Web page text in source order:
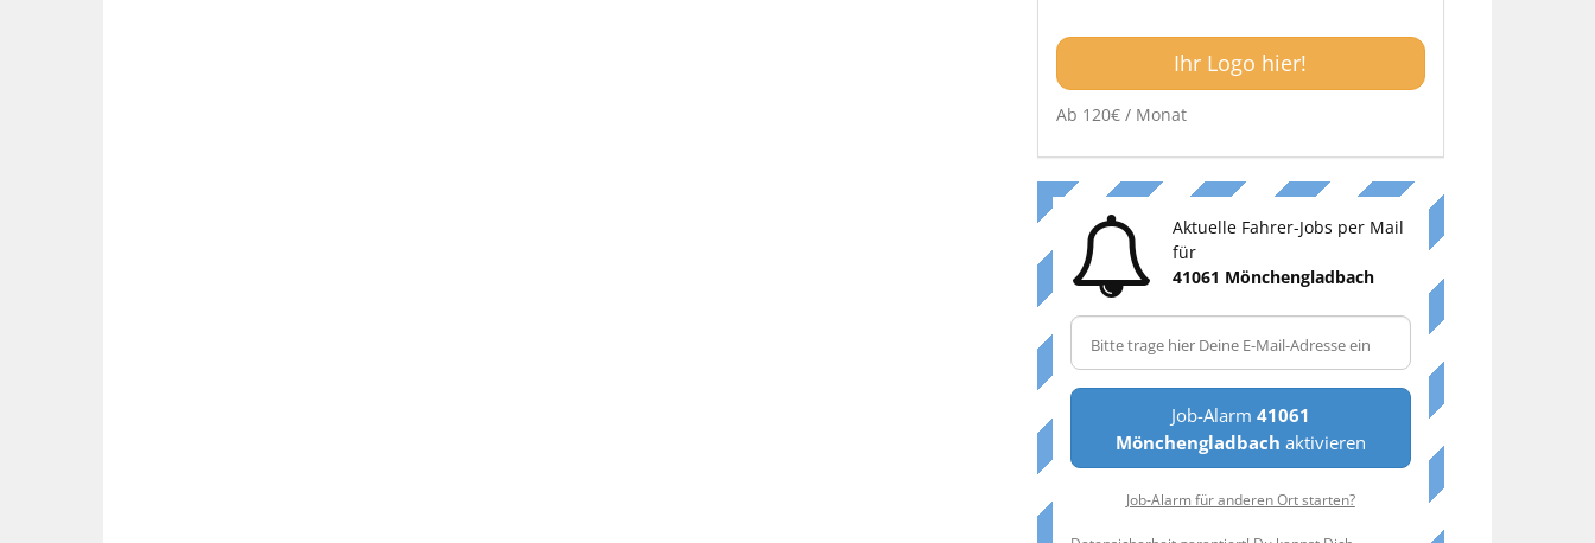
Ihr Logo hier!
Ab 120€ / Monat
Aktuelle Fahrer-Jobs per Mail
für
41061 Mönchengladbach
Job-Alarm 41061
Mönchengladbach aktivieren
Job-Alarm für anderen Ort starten?